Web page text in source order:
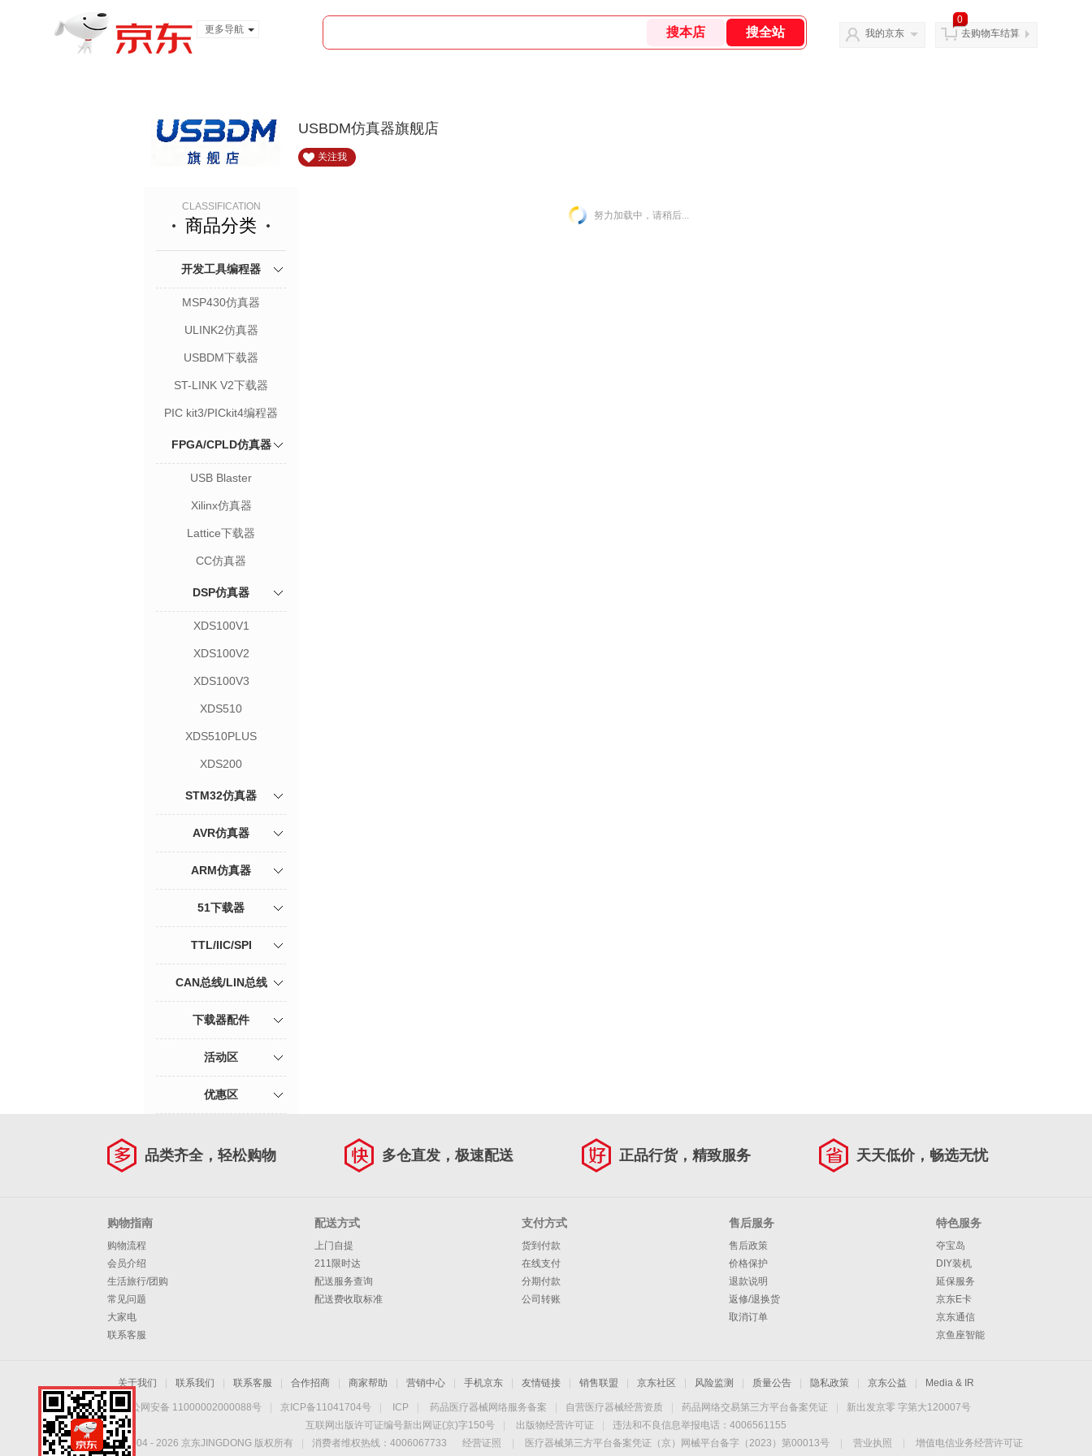
更多导航
我的京东
0
去购物车结算
USBDM仿真器旗舰店
关注我
CLASSIFICATION
商品分类
开发工具编程器
MSP430仿真器
ULINK2仿真器
USBDM下载器
ST-LINK V2下载器
PIC kit3/PICkit4编程器
FPGA/CPLD仿真器
USB Blaster
Xilinx仿真器
Lattice下载器
CC仿真器
DSP仿真器
XDS100V1
XDS100V2
XDS100V3
XDS510
XDS510PLUS
XDS200
STM32仿真器
AVR仿真器
ARM仿真器
51下载器
TTL/IIC/SPI
CAN总线/LIN总线
下载器配件
活动区
优惠区
努力加载中，请稍后...
品类齐全，轻松购物 多仓直发，极速配送 正品行货，精致服务 天天低价，畅选无忧
购物指南
购物流程
会员介绍
生活旅行/团购
常见问题
大家电
联系客服
配送方式
上门自提
211限时达
配送服务查询
配送费收取标准
支付方式
货到付款
在线支付
分期付款
公司转账
售后服务
售后政策
价格保护
退款说明
返修/退换货
取消订单
特色服务
夺宝岛
DIY装机
延保服务
京东E卡
京东通信
京鱼座智能
关于我们 联系我们 联系客服 合作招商 商家帮助 营销中心 手机京东 友情链接 销售联盟 京东社区 风险监测 质量公告 隐私政策 京东公益 Media & IR
京公网安备 11000002000088号 京ICP备11041704号 ICP 药品医疗器械网络服务备案 自营医疗器械经营资质 药品网络交易第三方平台备案凭证
新出发京零 字第大120007号
互联网出版许可证编号新出网证(京)字150号
出版物经营许可证
违法和不良信息举报电话：4006561155
Copyright © 2004 - 2026 京东JINGDONG 版权所有 消费者维权热线：4006067733 经营证照 医疗器械第三方平台备案凭证（京）网械平台备字（2023）第00013号 营业执照
增值电信业务经营许可证